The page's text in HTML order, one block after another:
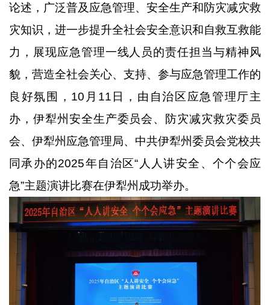
论述，广泛普及应急管理、安全生产和防灾减灾救
灾知识，进一步提升全社会安全意识和自救互救能
力，展现应急管理一线人员的责任担当与精神风
貌，营造全社会关心、支持、参与应急管理工作的
良好氛围， 10 月 11 日，由自治区应急管理厅主
办，伊犁州安全生产委员会、防灾减灾救灾委员
会、伊犁州应急管理局、中共伊犁州委员会党校共
同承办的2025年自治区“人人讲安全、个个会应
急”主题演讲比赛在伊犁州成功举办。